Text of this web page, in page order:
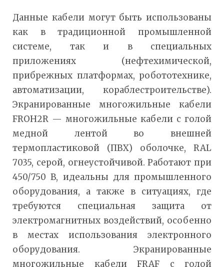
Данные кабели могут быть использованы
как в традиционной промышленной
системе, так и в специальных
приложениях (нефтехимической,
прибрежных платформах, робототехнике,
автоматизации, кораблестроительстве).
Экранированные многожильные кабели
FROH2R — многожильные кабели с голой
медной лентой во внешней
термопластиковой (ПВХ) оболочке, RAL
7035, серой, огнеустойчивой. Работают при
450/750 В, идеальны для промышленного
оборудования, а также в ситуациях, где
требуются специальная защита от
электромагнитных воздействий, особенно
в местах использования электронного
оборудования. Экранированные
многожильные кабели FRAF с голой